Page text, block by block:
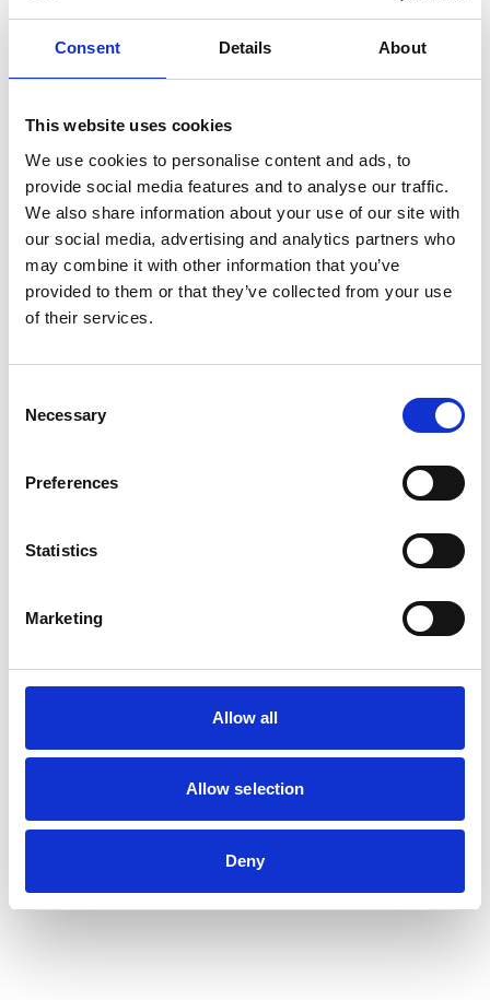
Consent Details About
This website uses cookies
We use cookies to personalise content and ads, to
provide social media features and to analyse our traffic.
We also share information about your use of our site with
our social media, advertising and analytics partners who
may combine it with other information that you’ve
provided to them or that they’ve collected from your use
of their services.
Selection
Necessary
Preferences
Statistics
Marketing
Allow all
Allow selection
Deny